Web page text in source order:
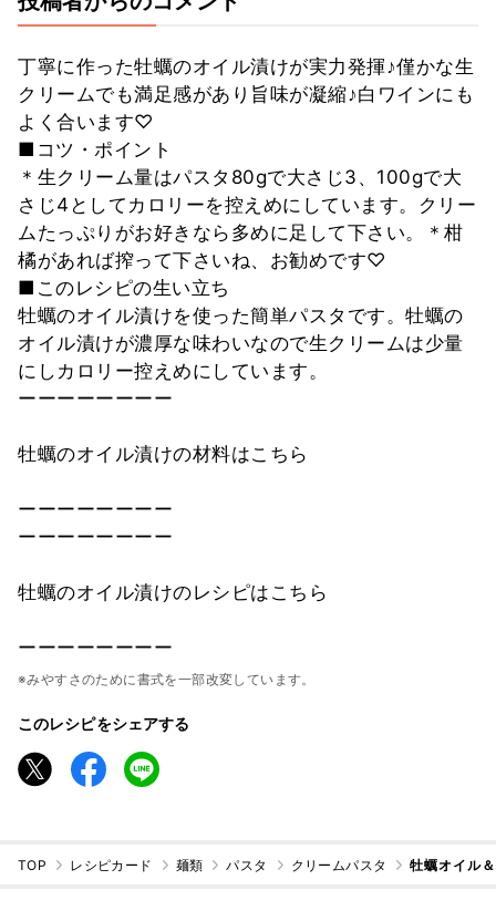
丁寧に作った牡蠣のオイル漬けが実力発揮♪僅かな生
クリームでも満足感があり旨味が凝縮♪白ワインにも
よく合います♡
■コツ・ポイント
＊生クリーム量はパスタ80gで大さじ3、100gで大
さじ4としてカロリーを控えめにしています。クリー
ムたっぷりがお好きなら多めに足して下さい。＊柑
橘があれば搾って下さいね、お勧めです♡
■このレシピの生い立ち
牡蠣のオイル漬けを使った簡単パスタです。牡蠣の
オイル漬けが濃厚な味わいなので生クリームは少量
にしカロリー控えめにしています。
ーーーーーーーー
牡蠣のオイル漬けの材料はこちら
ーーーーーーーー
ーーーーーーーー
牡蠣のオイル漬けのレシピはこちら
ーーーーーーーー
※みやすさのために書式を一部改変しています。
このレシピをシェアする
TOP レシピカード 麺類 パスタ クリームパスタ 牡蠣オイル